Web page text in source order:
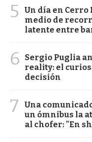
5
Un día en Cerro
medio de
latente entre
6
Sergio Puglia
reality: el
decisión
7
Una
un ómnibus la
al chofer: "En